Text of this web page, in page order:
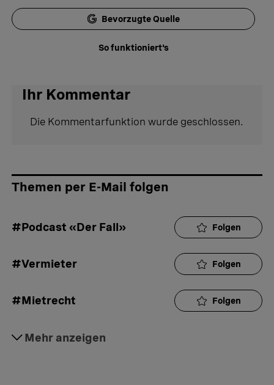
Bevorzugte Quelle
So funktioniert's
Ihr Kommentar
Die Kommentarfunktion wurde geschlossen.
Themen per E-Mail folgen
#Podcast «Der Fall» Folgen
#Vermieter Folgen
#Mietrecht Folgen
Mehr anzeigen
#Wohnung